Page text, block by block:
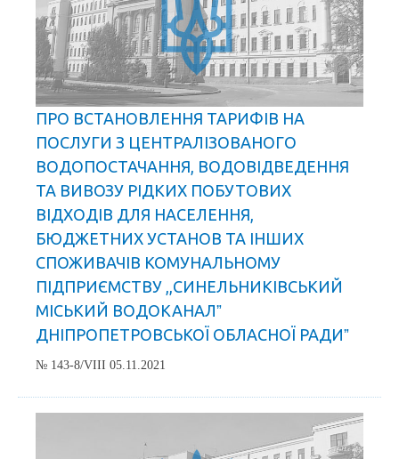
ПРО ВСТАНОВЛЕННЯ ТАРИФІВ НА
ПОСЛУГИ З ЦЕНТРАЛІЗОВАНОГО
ВОДОПОСТАЧАННЯ, ВОДОВІДВЕДЕННЯ
ТА ВИВОЗУ РІДКИХ ПОБУТОВИХ
ВІДХОДІВ ДЛЯ НАСЕЛЕННЯ,
БЮДЖЕТНИХ УСТАНОВ ТА ІНШИХ
СПОЖИВАЧІВ КОМУНАЛЬНОМУ
ПІДПРИЄМСТВУ ,,СИНЕЛЬНИКІВСЬКИЙ
МІСЬКИЙ ВОДОКАНАЛˮ
ДНІПРОПЕТРОВСЬКОЇ ОБЛАСНОЇ РАДИˮ
№ 143-8/VIII 05.11.2021